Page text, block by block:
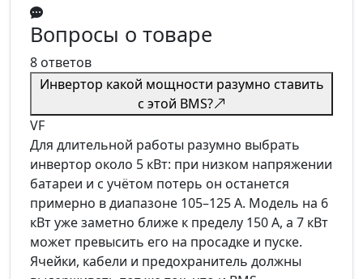
Вопросы о товаре
8 ответов
Инвертор какой мощности разумно ставить
с этой BMS?
VF
Для длительной работы разумно выбрать
инвертор около 5 кВт: при низком напряжении
батареи и с учётом потерь он останется
примерно в диапазоне 105–125 А. Модель на 6
кВт уже заметно ближе к пределу 150 А, а 7 кВт
может превысить его на просадке и пуске.
Ячейки, кабели и предохранитель должны